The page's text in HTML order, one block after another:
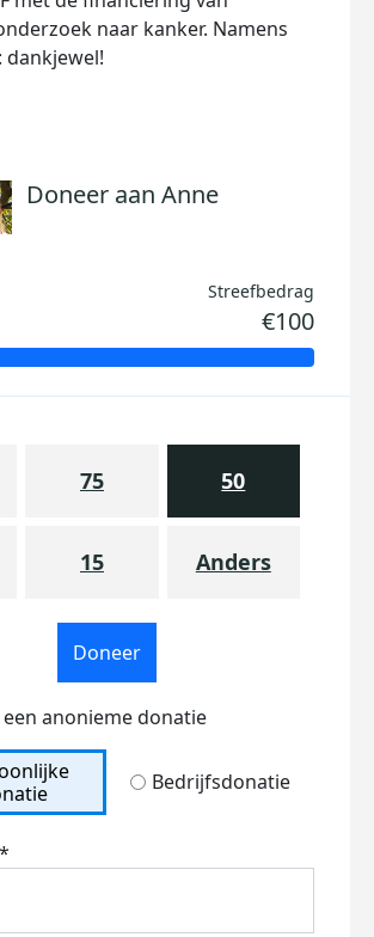
naar kanker. Namens
dankjewel!
Doneer aan Anne
Streefbedrag
€100
75 50
15 Anders
Doneer
anonieme donatie
Bedrijfsdonatie